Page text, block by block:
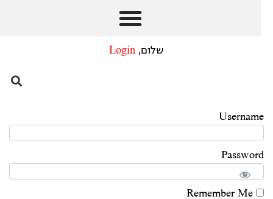
שלום,Login
Username
Password